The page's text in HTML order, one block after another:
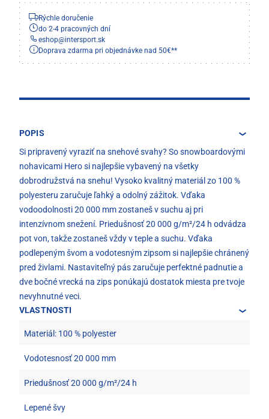
Rýchle doručenie
do 2-4 pracovných dní
eshop@intersport.sk
Doprava zdarma pri objednávke nad 50€**
POPIS
Si pripravený vyraziť na snehové svahy? So snowboardovými
nohavicami Hero si najlepšie vybavený na všetky
dobrodružstvá na snehu! Vysoko kvalitný materiál zo 100 %
polyesteru zaručuje ľahký a odolný zážitok. Vďaka
vodoodolnosti 20 000 mm zostaneš v suchu aj pri
intenzívnom snežení. Priedušnosť 20 000 g/m²/24 h odvádza
pot von, takže zostaneš vždy v teple a suchu. Vďaka
podlepeným švom a vodotesným zipsom si najlepšie chránený
pred živlami. Nastaviteľný pás zaručuje perfektné padnutie a
dve bočné vrecká na zips ponúkajú dostatok miesta pre tvoje
nevyhnutné veci.
VLASTNOSTI
Materiál: 100 % polyester
Vodotesnosť 20 000 mm
Priedušnosť 20 000 g/m²/24 h
Lepené švy